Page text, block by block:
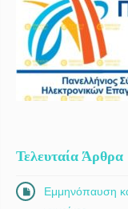
Τελευταία Άρθρα
Εμμηνόπαυση